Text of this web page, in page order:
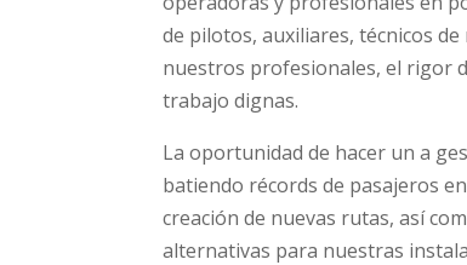
de pilotos, auxiliares, técnicos
nuestros profesionales, el rigor
trabajo dignas.
La oportunidad de hacer un a
batiendo récords de pasajeros
creación de nuevas rutas, así
alternativas para nuestras